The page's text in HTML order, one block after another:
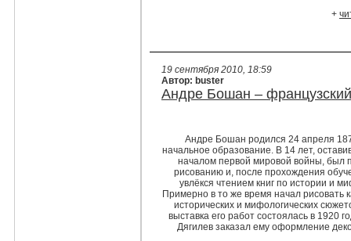
+
19 сентября 2010, 18:59
Автор: buster
Андре Бошан –
Андре Бошан родился 24 апреля
начальное образование. В 14 лет,
началом первой мировой войны, был
рисованию и, после прохождения
увлёкся чтением книг по истории и
Примерно в то же время начал
исторических и мифологических
выставка его работ состоялась в 1920
Дягилев заказал ему оформление